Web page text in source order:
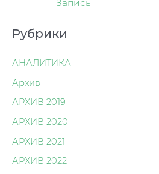
Запись
Рубрики
АНАЛИТИКА
Архив
АРХИВ 2019
АРХИВ 2020
АРХИВ 2021
АРХИВ 2022